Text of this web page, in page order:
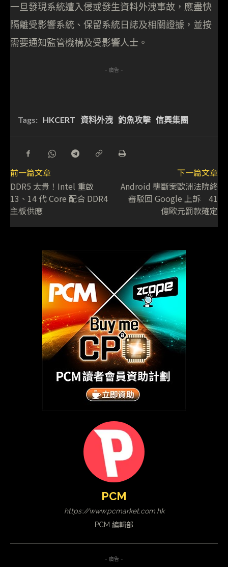
一旦發現系統遭入侵或發生資料外洩事故，應盡快
隔離受影響系統、保留系統日誌及相關證據，並按
需要通知監管機構及受影響人士。
- 廣告 -
Tags: HKCERT 資料外洩 釣魚攻擊 信興集團
前一篇文章
DDR5 太貴！Intel 重啟
13、14 代 Core 配合 DDR4
主板供應
下一篇文章
Android 壟斷案歐洲法院終
審駁回 Google 上訴 41
億歐元罰款確定
PCM
https://www.pcmarket.com.hk
PCM 編輯部
- 廣告 -